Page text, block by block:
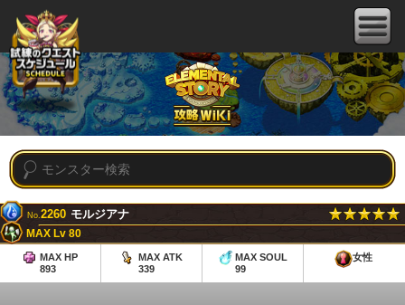
No.2260 モルジアナ
MAX Lv 80
MAX HP
893
MAX ATK
339
MAX SOUL
99
女性